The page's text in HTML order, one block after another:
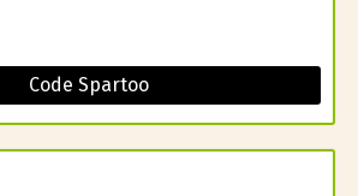
Code Spartoo